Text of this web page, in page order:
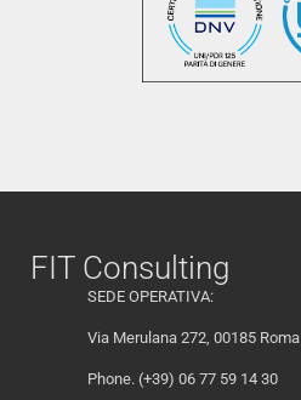
FIT Consulting
SEDE OPERATIVA:
Via Merulana 272, 00185 Roma
Phone. (+39) 06 77 59 14 30